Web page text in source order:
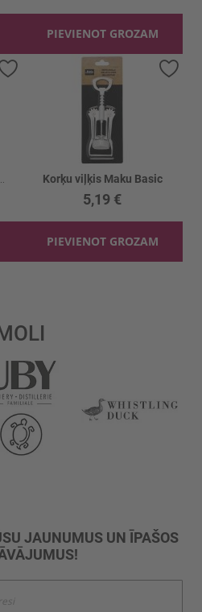
PIEVIENOT GROZAM
Pievienot vēlmju sarakstam
Korķu viļķis Maku Basic
5,19 €
PIEVIENOT GROZAM
JAUNUMUS UN ĪPAŠOS